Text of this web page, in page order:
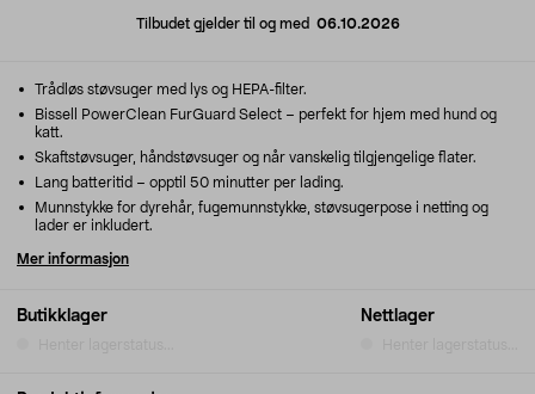
Tilbudet gjelder til og med 06.10.2026
Butikklager Nettlager
Trådløs støvsuger med lys og HEPA-filter.
Bissell PowerClean FurGuard Select – perfekt for hjem med hund og
katt.
Skaftstøvsuger, håndstøvsuger og når vanskelig tilgjengelige flater.
Lang batteritid – opptil 50 minutter per lading.
Munnstykke for dyrehår, fugemunnstykke, støvsugerpose i netting og
lader er inkludert.
Mer informasjon